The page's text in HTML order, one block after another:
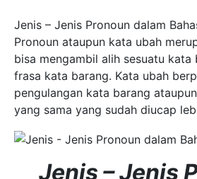
Jenis – Jenis Pronoun dalam
Pronoun ataupun kata ubah
bisa mengambil alih sesuatu kata
frasa kata barang. Kata ubah
pengulangan kata barang
yang sama yang sudah diucap
Jenis – Jenis